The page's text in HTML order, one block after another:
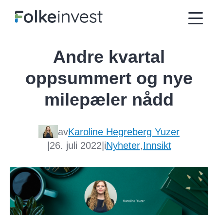
Andre kvartal
oppsummert og nye
milepæler nådd
avKaroline Hegreberg Yuzer
26. juli 2022 iNyheter,Innsikt